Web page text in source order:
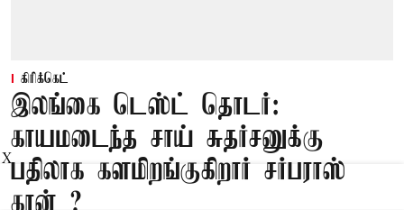
கிரிக்கெட்
இலங்கை டெஸ்ட் தொடர்:
காயமடைந்த சாய் சுதர்சனுக்கு
பதிலாக களமிறங்குகிறார் சர்பராஸ்
X